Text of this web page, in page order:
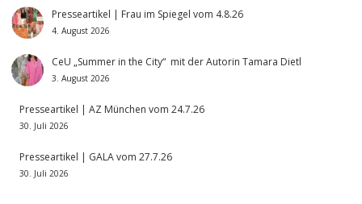
Presseartikel | Frau im Spiegel vom 4.8.26
4. August 2026
CeU „Summer in the City“ mit der Autorin Tamara Dietl
3. August 2026
Presseartikel | AZ München vom 24.7.26
30. Juli 2026
Presseartikel | GALA vom 27.7.26
30. Juli 2026